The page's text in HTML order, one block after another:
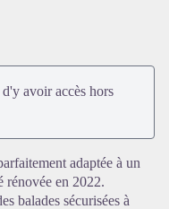
en plein écran
avoir accès hors
adaptée à un
rénovée en 2022.
balades sécurisées à